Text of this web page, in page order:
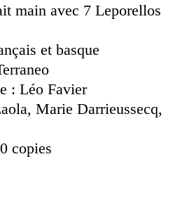
main avec 7 Leporellos
et basque
: Léo Favier
Marie Darrieussecq,
copies